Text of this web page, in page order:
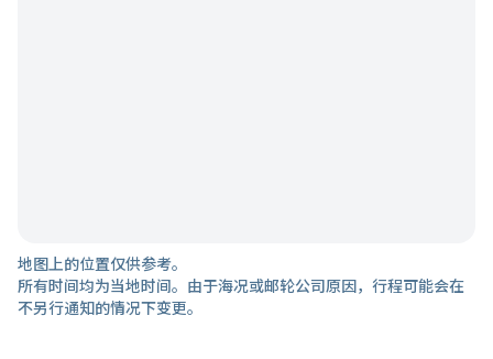
地图上的位置仅供参考。
所有时间均为当地时间。由于海况或邮轮公司原因，行程可能会在
不另行通知的情况下变更。